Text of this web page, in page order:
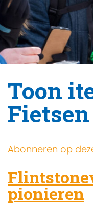
Toon
Fietsen
Abonneren op
pionieren